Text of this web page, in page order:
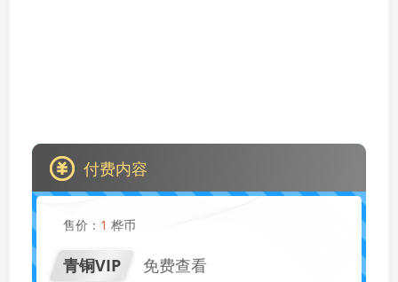
付费内容
售价： 1 桦币
青铜VIP 免费查看